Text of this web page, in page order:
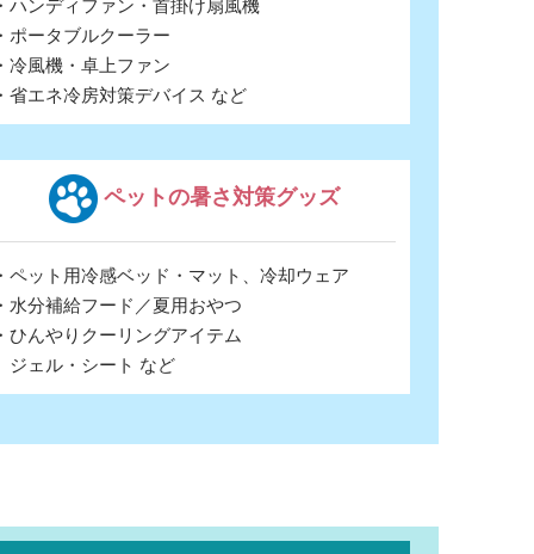
ポータブルクーラー
冷風機・卓上ファン
省エネ冷房対策デバイス など
ペットの暑さ対策グッズ
ペット用冷感ベッド・マット、冷却ウェア
水分補給フード／夏用おやつ
ひんやりクーリングアイテム
ェル・シート など